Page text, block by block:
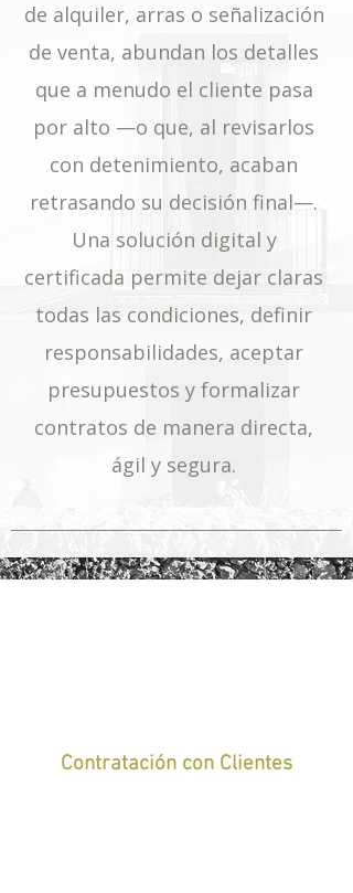
de alquiler, arras o señalización
de venta, abundan los detalles
que a menudo el cliente pasa
por alto —o que, al revisarlos
con detenimiento, acaban
retrasando su decisión final—.
Una solución digital y
certificada permite dejar claras
todas las condiciones, definir
responsabilidades, aceptar
presupuestos y formalizar
contratos de manera directa,
ágil y segura.
Contratación con Clientes